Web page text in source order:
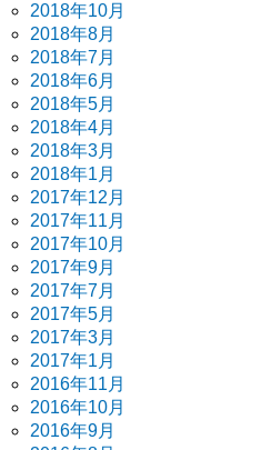
2018年10月
2018年8月
2018年7月
2018年6月
2018年5月
2018年4月
2018年3月
2018年1月
2017年12月
2017年11月
2017年10月
2017年9月
2017年7月
2017年5月
2017年3月
2017年1月
2016年11月
2016年10月
2016年9月